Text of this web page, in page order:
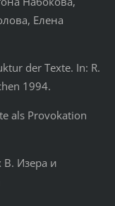
Елена
der Texte. In: R.
1994.
als Provokation
В. Изера и